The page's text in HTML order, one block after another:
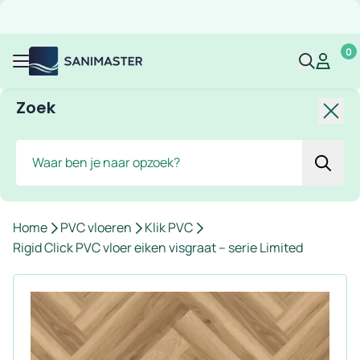
MenuSanimaster MijnMijn
0
Zoek
Home PVC vloeren
Klik PVC
Rigid Click PVC vloer eiken visgraat – serie Limited